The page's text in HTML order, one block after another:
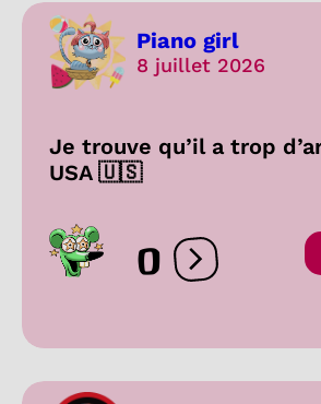
Piano girl
8 juillet 2026
Je trouve qu’il a trop
USA 🇺🇸
0 Ouvrir les